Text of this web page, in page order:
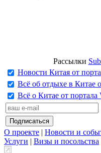
Рассылки
Новости Китая от
Всё об отдыхе в Китае
Всё о Китае от портала
О проекте | Новости и
Услуги | Визы и посольства